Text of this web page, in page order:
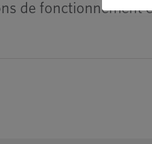
de fonctionnement